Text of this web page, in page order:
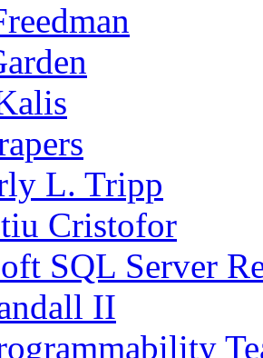
L. Tripp
Cristofor
SQL Server
II